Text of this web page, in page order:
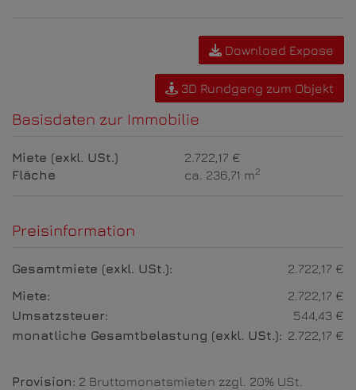
Download Expose
3D Rundgang zum Objekt
Basisdaten zur Immobilie
Miete (exkl. USt.)
2.722,17 €
Fläche
ca. 236,71 m2
Preisinformation
Gesamtmiete (exkl. USt.):
2.722,17 €
Miete:
2.722,17 €
Umsatzsteuer:
544,43 €
monatliche Gesamtbelastung (exkl. USt.): 2.722,17 €
Provision: 2 Bruttomonatsmieten zzgl. 20% USt.